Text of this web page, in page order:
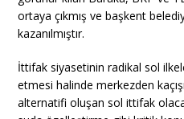
ortaya çıkmış ve başkent
kazanılmıştır.
İttifak siyasetinin radikal sol
etmesi halinde merkezden
alternatifi oluşan sol ittifak